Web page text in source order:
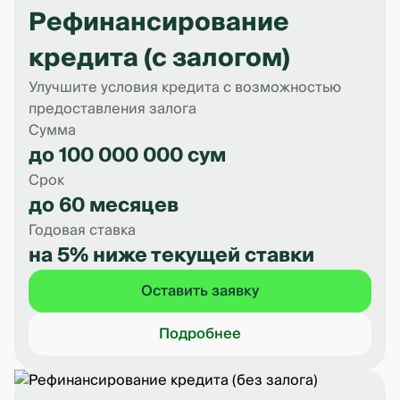
Рефинансирование
кредита (с залогом)
Улучшите условия кредита с возможностью
предоставления залога
Сумма
до 100 000 000 сум
Срок
до 60 месяцев
Годовая ставка
на 5% ниже текущей ставки
Оставить заявку
Подробнее